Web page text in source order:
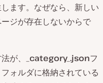
ます。なぜなら、新しい
ジが存在しないからで
が、
_category_.jsonフ
ォルダに格納されている